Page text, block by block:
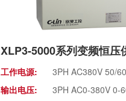
工作电源:
3PH AC380V 50/
输出电压:
3PH AC0-380V 0-